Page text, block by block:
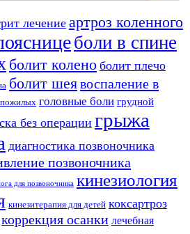
лечениеартроз коленного
боли в спине
болит колено болит плечо
болит шеявоспаление в
пожилых головные боли грудной
без операции грыжа
диагностика позвоночника
позвоночника
для позвоночника кинезиология
кинезитерапия для детей коксартроз
коррекция осанки лечебная